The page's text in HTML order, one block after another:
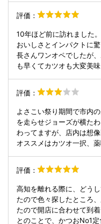
カツオのいろんな部位が
んだので、ご飯大のほう
半分頂いたところで、ウ
目はまさにウツボで皮目
身の間のゼラチン質が独
ギャングらしい野性味が
に言えば、「海のジビエ
ウドンを頂く際にはあま
いのかも知れない。料理
り食事のエンターテイメ
い。
ご馳走様でした！
評価：
10年ほど前に訪れました
おいしさとインパクトに驚きました。 久
長さんワンオペでしたが
も早くてカツオも大変美
ゆず庵さんが1番カツオが美味し
古物？、初見の家族も楽
時は行きたいお店です。 子供のメニューも子供たち喜んで食
べていました。チキンラ
たです。
評価：
よさこい祭り期間で市内
を走らせジョーズが横た
わってますが、店内は想
オススメはカツオ一択、
のことはあります。 店
は美味しいですよ。
評価：
高知を離れる際に、どう
たので色々探したところ
たので開店に合わせて到着。 今日はいいカツオ入ってる
とのことで、かつおNo1